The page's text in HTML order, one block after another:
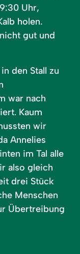
Uhr,
holen.
gut und
den Stall zu
war nach
Kaum
wir
Annelies
im Tal alle
also gleich
drei Stück
Menschen
Übertreibung